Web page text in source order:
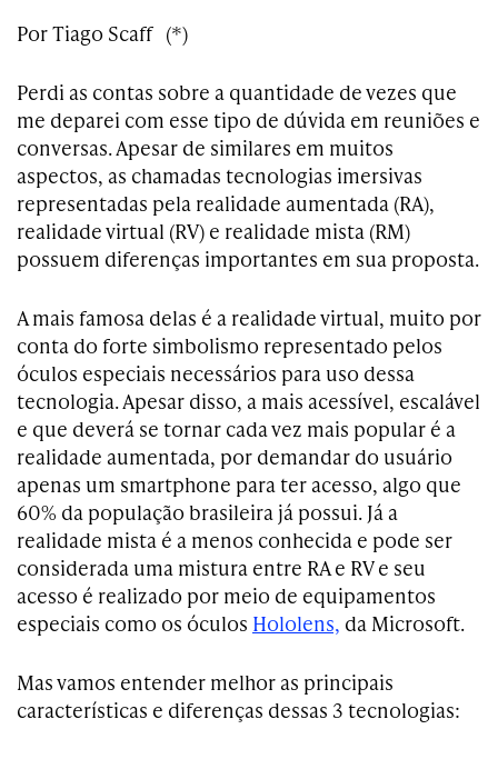
Por Tiago Scaff (*)
Perdi as contas sobre a quantidade de vezes que
me deparei com esse tipo de dúvida em reuniões e
conversas. Apesar de similares em muitos
aspectos, as chamadas tecnologias imersivas
representadas pela realidade aumentada (RA),
realidade virtual (RV) e realidade mista (RM)
possuem diferenças importantes em sua proposta.
A mais famosa delas é a realidade virtual, muito por
conta do forte simbolismo representado pelos
óculos especiais necessários para uso dessa
tecnologia. Apesar disso, a mais acessível, escalável
e que deverá se tornar cada vez mais popular é a
realidade aumentada, por demandar do usuário
apenas um smartphone para ter acesso, algo que
60% da população brasileira já possui. Já a
realidade mista é a menos conhecida e pode ser
considerada uma mistura entre RA e RV e seu
acesso é realizado por meio de equipamentos
especiais como os óculos Hololens, da Microsoft.
Mas vamos entender melhor as principais
características e diferenças dessas 3 tecnologias: